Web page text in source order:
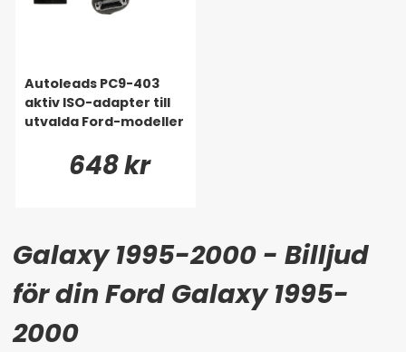
Autoleads PC9-403
aktiv ISO-adapter till
utvalda Ford-modeller
648 kr
Galaxy 1995-2000 - Billjud
för din Ford Galaxy 1995-
2000